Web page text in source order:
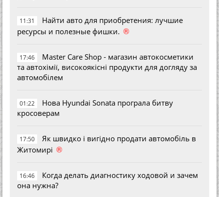
11:31
Найти авто для приобретения: лучшие
ресурсы и полезные фишки. ®
17:46
Master Care Shop - магазин автокосметики
та автохімії, високоякісні продукти для догляду за
автомобілем
01:22
Нова Hyundai Sonata програла битву
кросоверам
17:50
Як швидко і вигідно продати автомобіль в
Житомирі ®
16:46
Когда делать диагностику ходовой и зачем
она нужна?